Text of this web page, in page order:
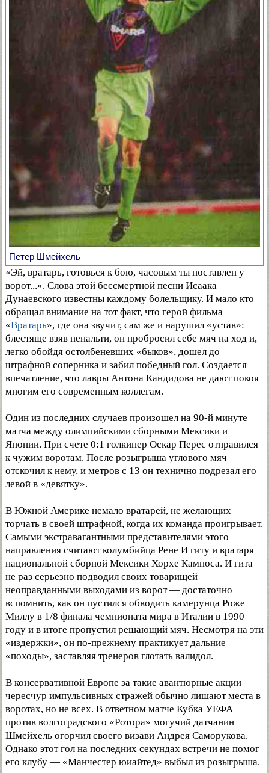
Петер Шмейхель
«Эй, вратарь, готовься к бою, часовым ты поставлен у
ворот...». Слова этой бессмертной песни Исаака
Дунаевского известны каждому болельщику. И мало кто
обращал внимание на тот факт, что герой фильма
«Вратарь», где она звучит, сам же и нарушил «устав»:
блестяще взяв пенальти, он пробросил себе мяч на ход и,
легко обойдя остолбеневших «быков», дошел до
штрафной соперника и забил победный гол. Создается
впечатление, что лавры Антона Кандидова не дают покоя
многим его современным коллегам.
Один из последних случаев произошел на 90-й минуте
матча между олимпийскими сборными Мексики и
Японии. При счете 0:1 голкипер Оскар Перес отправился
к чужим воротам. После розыгрыша углового мяч
отскочил к нему, и метров с 13 он технично подрезал его
левой в «девятку».
В Южной Америке немало вратарей, не желающих
торчать в своей штрафной, когда их команда проигрывает.
Самыми экстравагантными представителями этого
направления считают колумбийца Рене И гиту и вратаря
национальной сборной Мексики Хорхе Кампоса. И гита
не раз серьезно подводил своих товарищей
неоправданными выходами из ворот — достаточно
вспомнить, как он пустился обводить камерунца Роже
Миллу в 1/8 финала чемпионата мира в Италии в 1990
году и в итоге пропустил решающий мяч. Несмотря на эти
«издержки», он по-прежнему практикует дальние
«походы», заставляя тренеров глотать валидол.
В консервативной Европе за такие авантюрные акции
чересчур импульсивных стражей обычно лишают места в
воротах, но не всех. В ответном матче Кубка УЕФА
против волгоградского «Ротора» могучий датчанин
Шмейхель огорчил своего визави Андрея Саморукова.
Однако этот гол на последних секундах встречи не помог
его клубу — «Манчестер юиайтед» выбыл из розыгрыша.